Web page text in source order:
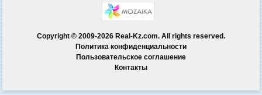
Copyright © 2009-2026 Real-Kz.com. All rights reserved.
Политика конфиденциальности
Пользовательское соглашение
Контакты